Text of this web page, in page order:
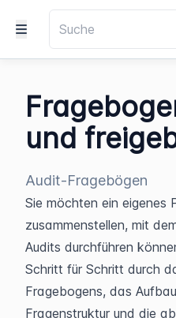
und
Audit-Fragebögen
Sie möchten ein eigenes
zusammenstellen, mit
Audits durchführen
Schritt für Schritt durch
Fragebogens, das
Fragenstruktur und die